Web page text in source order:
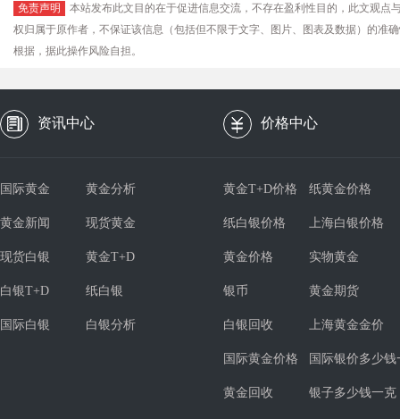
免责声明
本站发布此文目的在于促进信息交流，不存在盈利性目的，此文观
权归属于原作者，不保证该信息（包括但不限于文字、图片、图表及数据）的准
根据，据此操作风险自担。
资讯中心 价格中心
国际黄金 黄金分析
黄金新闻 现货黄金
现货白银 黄金T+D
白银T+D 纸白银
国际白银 白银分析
黄金T+D价格 纸黄金价格
纸白银价格 上海白银价格
黄金价格 实物黄金
银币 黄金期货
白银回收 上海黄金金价
国际黄金价格 国际银价多少钱
黄金回收 银子多少钱一克